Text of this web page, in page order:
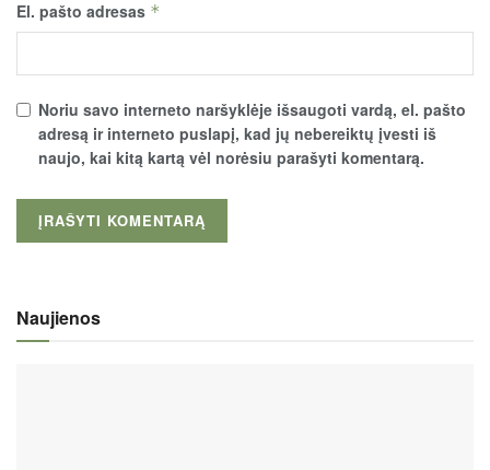
El. pašto adresas *
Noriu savo interneto naršyklėje išsaugoti vardą, el. pašto
adresą ir interneto puslapį, kad jų nebereiktų įvesti iš
naujo, kai kitą kartą vėl norėsiu parašyti komentarą.
Naujienos